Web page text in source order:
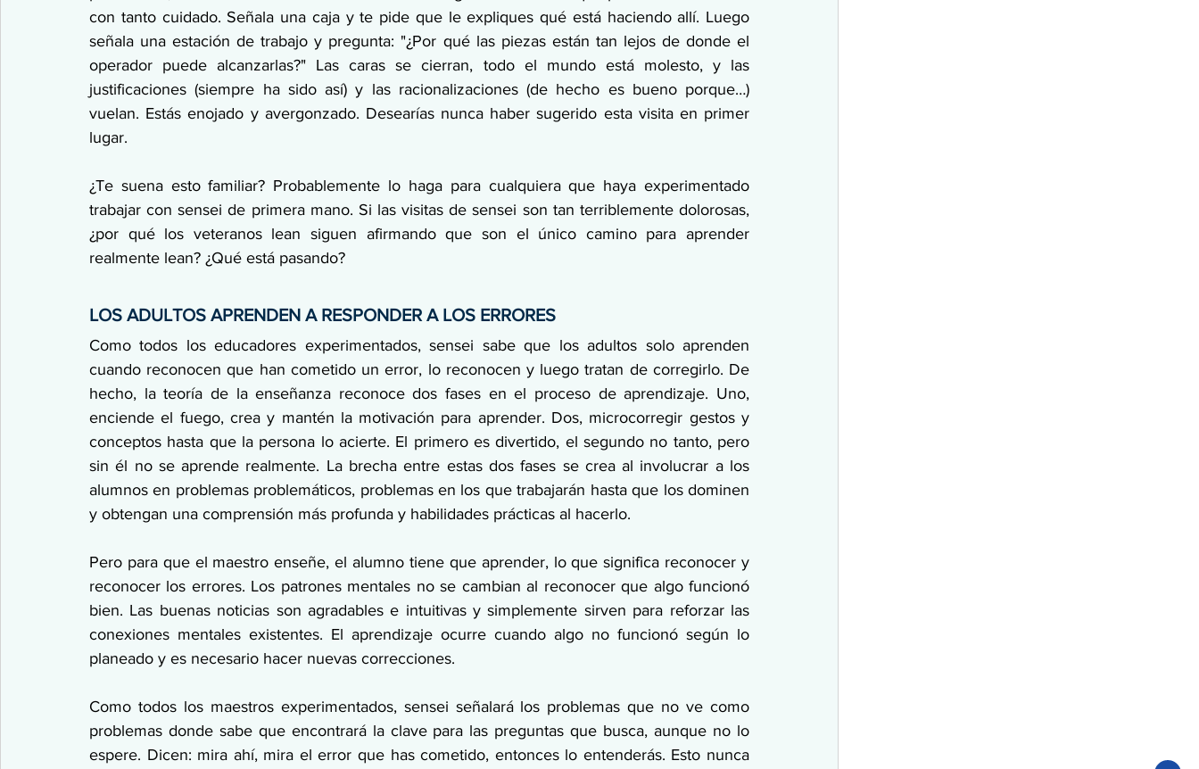
con tanto cuidado. Señala una caja y te pide que le expliques qué está haciendo allí. Luego
señala una estación de trabajo y pregunta: "¿Por qué las piezas están tan lejos de donde el
operador puede alcanzarlas?" Las caras se cierran, todo el mundo está molesto, y las
justificaciones (siempre ha sido así) y las racionalizaciones (de hecho es bueno porque…)
vuelan. Estás enojado y avergonzado. Desearías nunca haber sugerido esta visita en primer
lugar.
¿Te suena esto familiar? Probablemente lo haga para cualquiera que haya experimentado
trabajar con sensei de primera mano. Si las visitas de sensei son tan terriblemente dolorosas,
¿por qué los veteranos lean siguen afirmando que son el único camino para aprender
realmente lean? ¿Qué está pasando?
LOS ADULTOS APRENDEN A RESPONDER A LOS ERRORES
Como todos los educadores experimentados, sensei sabe que los adultos solo aprenden
cuando reconocen que han cometido un error, lo reconocen y luego tratan de corregirlo. De
hecho, la teoría de la enseñanza reconoce dos fases en el proceso de aprendizaje. Uno,
enciende el fuego, crea y mantén la motivación para aprender. Dos, microcorregir gestos y
conceptos hasta que la persona lo acierte. El primero es divertido, el segundo no tanto, pero
sin él no se aprende realmente. La brecha entre estas dos fases se crea al involucrar a los
alumnos en problemas problemáticos, problemas en los que trabajarán hasta que los dominen
y obtengan una comprensión más profunda y habilidades prácticas al hacerlo.
Pero para que el maestro enseñe, el alumno tiene que aprender, lo que significa reconocer y
reconocer los errores. Los patrones mentales no se cambian al reconocer que algo funcionó
bien. Las buenas noticias son agradables e intuitivas y simplemente sirven para reforzar las
conexiones mentales existentes. El aprendizaje ocurre cuando algo no funcionó según lo
planeado y es necesario hacer nuevas correcciones.
Como todos los maestros experimentados, sensei señalará los problemas que no ve como
problemas donde sabe que encontrará la clave para las preguntas que busca, aunque no lo
espere. Dicen: mira ahí, mira el error que has cometido, entonces lo entenderás. Esto nunca